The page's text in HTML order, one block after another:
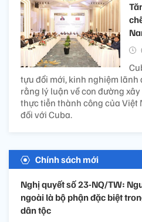
tựu đổi mới, kinh nghiệm lãnh
rằng lý luận về con đường
thực tiễn thành công của Việt
đối với Cuba.
Chính sách mới
Nghị quyết số 23-NQ/TW:
ngoài là bộ phận đặc biệt
dân tộc